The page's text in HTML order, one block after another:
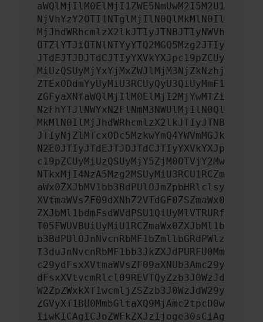
aWQlMjIlM0ElMjI1ZWE5NmUwM2I5M2U1
NjVhYzY2OTI1NTglMjIlN0QlMkMlN0Il
MjJhdWRhcmlzX2lkJTIyJTNBJTIyNWVh
OTZlYTJiOTNlNTYyYTQ2MGQ5Mzg2JTIy
JTdEJTJDJTdCJTIyYXVkYXJpc19pZCUy
MiUzQSUyMjYxYjMxZWJlMjM3NjZkNzhj
ZTExODdmYyUyMiU3RCUyQyU3QiUyMmF1
ZGFyaXNfaWQlMjIlM0ElMjI2MjYwMTZi
NzFhYTJlNWYxN2FlNmM3NWUlMjIlN0Ql
MkMlN0IlMjJhdWRhcmlzX2lkJTIyJTNB
JTIyNjZlMTcxODc5MzkwYmQ4YWVmMGJk
N2E0JTIyJTdEJTJDJTdCJTIyYXVkYXJp
c19pZCUyMiUzQSUyMjY5ZjM0OTVjY2Mw
NTkxMjI4NzA5Mzg2MSUyMiU3RCU1RCZm
aWx0ZXJbMV1bb3BdPUlOJmZpbHRlclsy
XVtmaWVsZF09dXNhZ2VTdGF0ZSZmaWx0
ZXJbMl1bdmFsdWVdPSU1QiUyMlVTRURf
T05FWUVBUiUyMiU1RCZmaWx0ZXJbMl1b
b3BdPUlOJnNvcnRbMF1bZmllbGRdPWlz
T3duJnNvcnRbMF1bb3JkZXJdPURFU0Mm
c29ydFsxXVtmaWVsZF09aXNUb3Amc29y
dFsxXVtvcmRlcl09REVTQyZzb3J0WzJd
W2ZpZWxkXT1wcmljZSZzb3J0WzJdW29y
ZGVyXT1BU0MmbGltaXQ9MjAmc2tpcD0w
IiwKICAgICJoZWFkZXJzIjoge30sCiAg